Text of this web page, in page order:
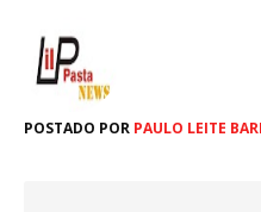
POSTADO POR PAULO LEITE